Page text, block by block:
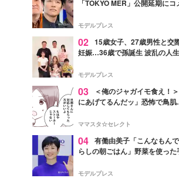
「TOKYO MER」公開延期にコ
最大の敬意とエールを」
モデルプレス
02 15歳女子、27歳男性と交
妊娠…36歳で孫誕生 波乱の人
よ！」
モデルプレス
03
＜俺のジャガイモ食え！
にあげてるんだッ」恐怖で鳥
ママスタ☆セレクト
04 有働由美子「こんなもん
らしの朝ごはん」野菜を使った
そう」と反響
モデルプレス